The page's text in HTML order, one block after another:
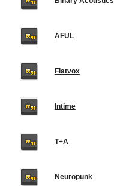
AFUL
Flatvox
Intime
T+A
Neuropunk